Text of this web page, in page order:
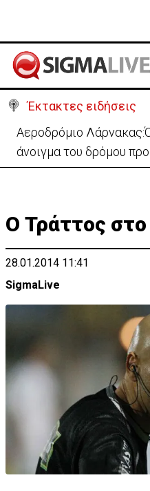
Έκτακτες ειδήσεις
Αεροδρόμιο
άνοιγμα του δρόμου
Ο Τράττος
28.01.2014 11:41
SigmaLive